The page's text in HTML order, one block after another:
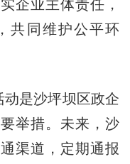
企业主体责任，
共同维护公平环
是沙坪坝区政企
举措。未来，沙
渠道，定期通报